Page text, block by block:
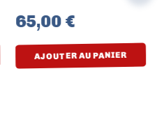
65,00 €
AJOUTER AU PANIER